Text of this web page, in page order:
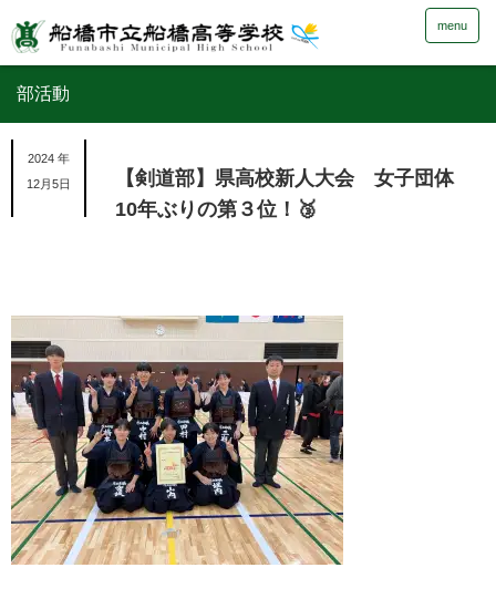
menu
部活動
2024 年
12月5日
【剣道部】県高校新人大会 女子団体
10年ぶりの第３位！🥉